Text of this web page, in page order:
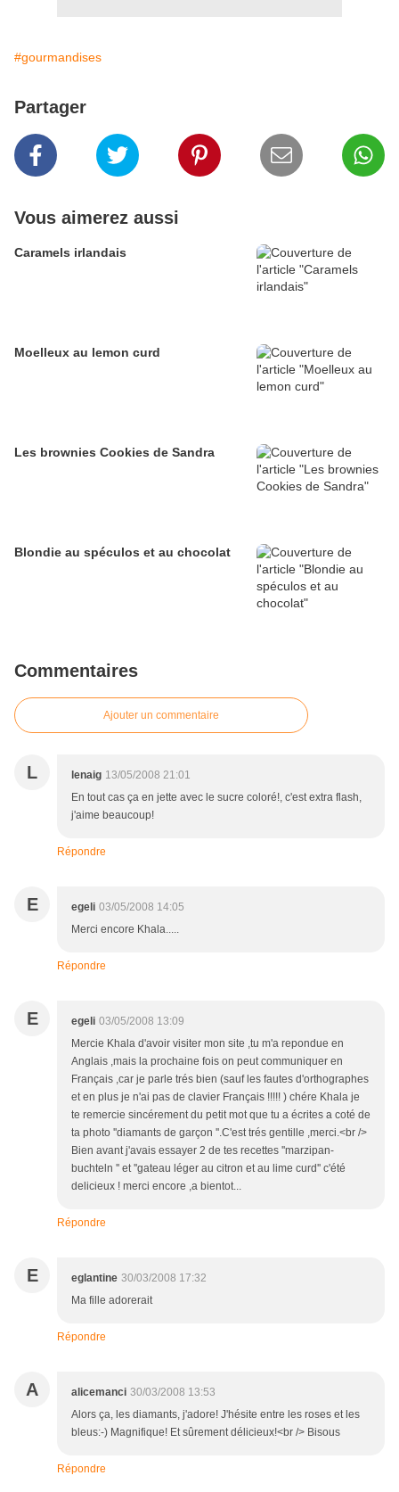
#gourmandises
Partager
Vous aimerez aussi
Caramels irlandais
Moelleux au lemon curd
Les brownies Cookies de Sandra
Blondie au spéculos et au chocolat
Commentaires
Ajouter un commentaire
L lenaig 13/05/2008 21:01
En tout cas ça en jette avec le sucre coloré!, c'est extra flash,
j'aime beaucoup!
Répondre
E egeli 03/05/2008 14:05
Merci encore Khala.....
Répondre
E egeli 03/05/2008 13:09
Mercie Khala d'avoir visiter mon site ,tu m'a repondue en
Anglais ,mais la prochaine fois on peut communiquer en
Français ,car je parle trés bien (sauf les fautes d'orthographes
et en plus je n'ai pas de clavier Français !!!!! ) chére Khala je
te remercie sincérement du petit mot que tu a écrites a coté de
ta photo ''diamants de garçon ''.C'est trés gentille ,merci.<br />
Bien avant j'avais essayer 2 de tes recettes ''marzipan-
buchteln '' et ''gateau léger au citron et au lime curd'' c'été
delicieux ! merci encore ,a bientot...
Répondre
E eglantine 30/03/2008 17:32
Ma fille adorerait
Répondre
A alicemanci 30/03/2008 13:53
Alors ça, les diamants, j'adore! J'hésite entre les roses et les
bleus:-) Magnifique! Et sûrement délicieux!<br /> Bisous
Répondre